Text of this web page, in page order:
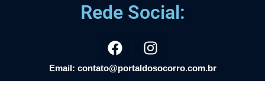
Rede Social:
Email: contato@portaldosocorro.com.br